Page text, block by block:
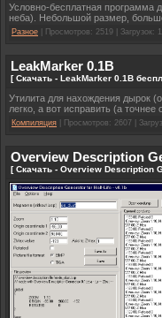
Условно-бесплатная программа
неба). Небольшой размер,
Разное | Просмотров: 2519 | Загрузок:
LeakMarker 0.1B
[ Скачать - LeakMarker 0.1B
Утилита для нахождения дырок
легко, а вот исправить (а
Компиляция | Просмотров: 2607 |
Overview Description
[ Скачать - Overview Description